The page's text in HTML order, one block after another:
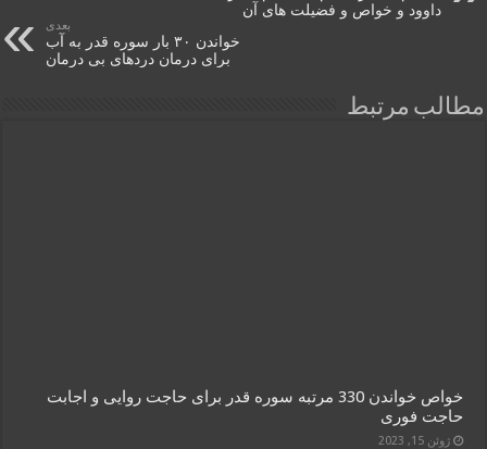
داوود و خواص و فضیلت های آن
بعدی
خواندن ۳۰ بار سوره قدر به آب
برای درمان دردهای بی درمان
مطالب مرتبط
خواص خواندن 330 مرتبه سوره قدر برای حاجت روایی و اجابت
حاجت فوری
ژوئن 15, 2023